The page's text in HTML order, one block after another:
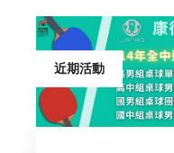
近期活動